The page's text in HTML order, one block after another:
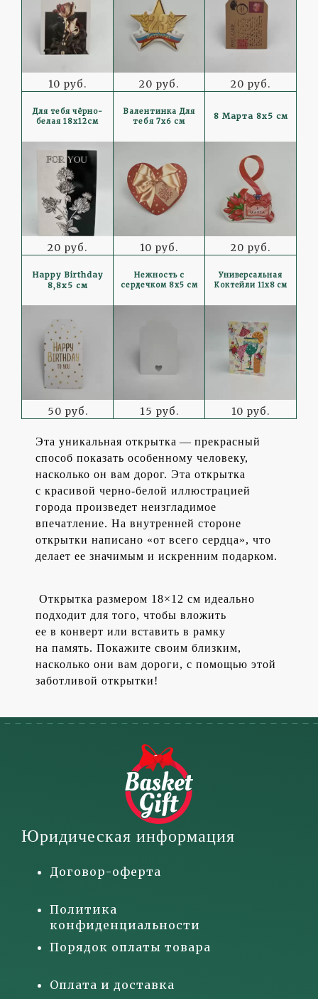
10 руб. 20 руб. 20 руб.
Для тебя чёрно-
белая 18x12см
20 руб.
Валентинка Для
тебя 7x6 см
10 руб.
8 Марта 8x5 см
20 руб.
Happy Birthday
8,8x5 см
50 руб.
Нежность с
сердечком 8x5 см
15 руб.
Универсальная
Коктейли 11x8 см
10 руб.
Эта уникальная открытка — прекрасный
способ показать особенному человеку,
насколько он вам дорог. Эта открытка
с красивой черно-белой иллюстрацией
города произведет неизгладимое
впечатление. На внутренней стороне
открытки написано «от всего сердца», что
делает ее значимым и искренним подарком.
Открытка размером 18×12 см идеально
подходит для того, чтобы вложить
ее в конверт или вставить в рамку
на память. Покажите своим близким,
насколько они вам дороги, с помощью этой
заботливой открытки!
Юридическая информация
Договор-оферта
Политика
конфиденциальности
Порядок оплаты товара
Оплата и доставка